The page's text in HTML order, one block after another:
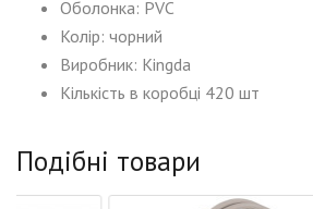
Оболонка: PVC
Колір: чорний
Виробник: Kingda
Кількість в коробці 420 шт
Подібні товари